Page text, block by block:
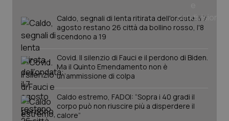
Caldo, segnali di lenta ritirata dell'ondata: il 7
agosto restano 26 città da bollino rosso, l'8
scendono a 19
Covid. Il silenzio di Fauci e il perdono di Biden.
Ma il Quinto Emendamento non è
un’ammissione di colpa
Caldo estremo, FADOI: “Sopra i 40 gradi il
corpo può non riuscire più a disperdere il
calore”